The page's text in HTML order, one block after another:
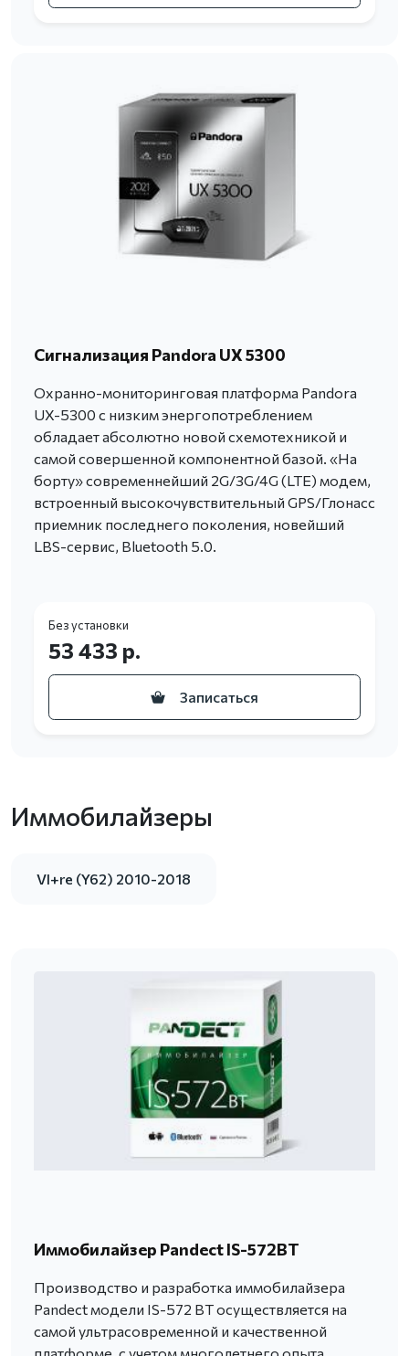
Сигнализация Pandora UX 5300
Охранно-мониторинговая платформа Pandora
UX-5300 с низким энергопотреблением
обладает абсолютно новой схемотехникой и
самой совершенной компонентной базой. «На
борту» современнейший 2G/3G/4G (LTE) модем,
встроенный высокочувствительный GPS/Глонасс
приемник последнего поколения, новейший
LBS-сервис, Bluetooth 5.0.
Без установки
53 433 р.
Записаться
Иммобилайзеры
VI+re (Y62) 2010-2018
Иммобилайзер Pandect IS-572BT
Производство и разработка иммобилайзера
Pandect модели IS-572 BT осуществляется на
самой ультрасовременной и качественной